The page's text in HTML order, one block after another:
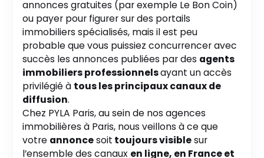
annonces gratuites (par exemple Le Bon Coin)
ou payer pour figurer sur des portails
immobiliers spécialisés, mais il est peu
probable que vous puissiez concurrencer avec
succès les annonces publiées par des agents
immobiliers professionnelsayant un accès
privilégié à tous les principaux canaux de
diffusion.
Chez PYLA Paris, au sein de nos agences
immobilières à Paris, nous veillons à ce que
votre annoncesoit toujours visiblesur
l’ensemble des canaux en ligne, en France et